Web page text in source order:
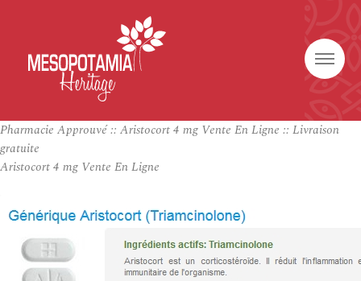
Pharmacie Approuvé :: Aristocort 4 mg Vente En Ligne :: Livraison
gratuite
Aristocort 4 mg Vente En Ligne